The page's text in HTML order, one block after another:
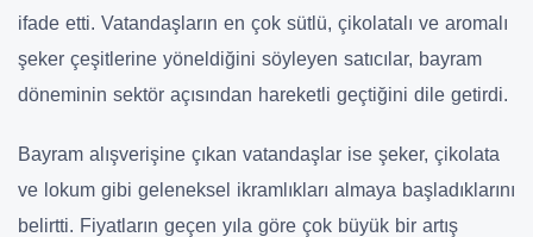
ifade etti. Vatandaşların en çok sütlü, çikolatalı ve aromalı
şeker çeşitlerine yöneldiğini söyleyen satıcılar, bayram
döneminin sektör açısından hareketli geçtiğini dile getirdi.
Bayram alışverişine çıkan vatandaşlar ise şeker, çikolata
ve lokum gibi geleneksel ikramlıkları almaya başladıklarını
belirtti. Fiyatların geçen yıla göre çok büyük bir artış